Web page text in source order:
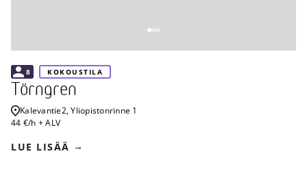
8 KOKOUSTILA
Törngren
Kalevantie2, Yliopistonrinne 1
44 €/h + ALV
LUE LISÄÄ